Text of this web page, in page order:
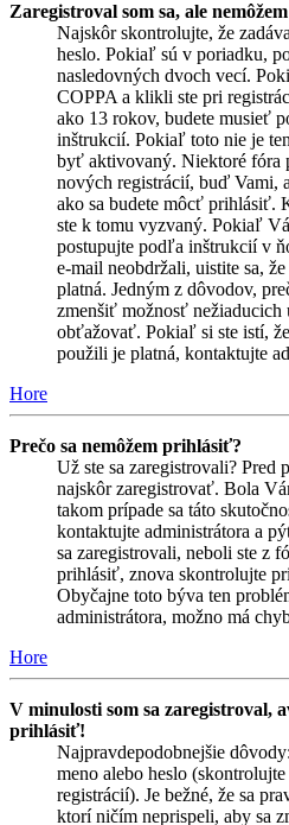
Zaregistroval som sa, ale
Najskôr skontrolujte, že
heslo. Pokiaľ sú v poriadku,
nasledovných dvoch vecí.
COPPA a klikli ste pri
ako 13 rokov, budete musieť
inštrukcií. Pokiaľ toto nie je
byť aktivovaný. Niektoré fóra
nových registrácií, buď Vami,
ako sa budete môcť prihlásiť.
ste k tomu vyzvaný. Pokiaľ
postupujte podľa inštrukcií v
e-mail neobdržali, uistite sa,
platná. Jedným z dôvodov,
zmenšiť možnosť nežiaducich
obťažovať. Pokiaľ si ste istí,
použili je platná, kontaktujte
Hore
Prečo sa nemôžem prihlásiť?
Už ste sa zaregistrovali? Pred
najskôr zaregistrovať. Bola
takom prípade sa táto
kontaktujte administrátora a
sa zaregistrovali, neboli ste z
prihlásiť, znova skontrolujte
Obyčajne toto býva ten
administrátora, možno má
Hore
V minulosti som sa zaregistroval,
prihlásiť!
Najpravdepodobnejšie
meno alebo heslo
registrácií). Je bežné, že sa
ktorí ničím neprispeli, aby sa